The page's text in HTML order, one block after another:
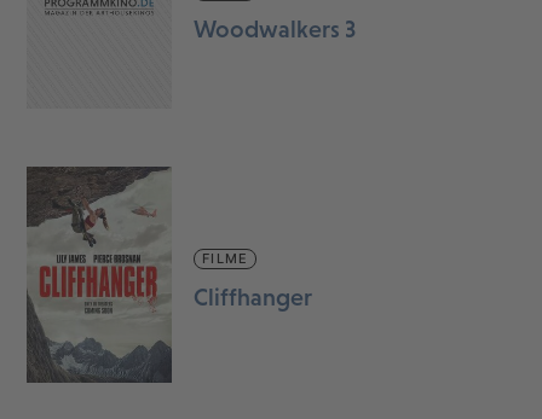
Woodwalkers 3
FILME
Cliffhanger